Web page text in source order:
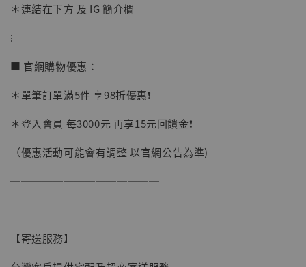
子彈飛 鵝城縣長 張麻子 [BK01]
NT$ 5,300
＊連結在下方 及 IG 簡介欄
⁝
■ 官網購物優惠：
＊單筆訂單滿5件 享98折優惠❗️
＊登入會員 每3000元 再享15元回饋金❗️
（優惠活動可能會有調整 以官網公告為準)
──────────────
【寄送服務】